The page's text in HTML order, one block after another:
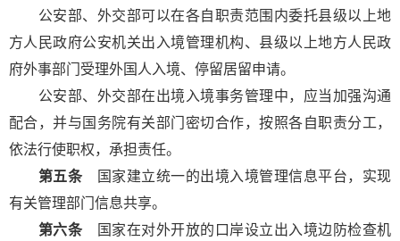
公安部、外交部可以在各自职责范围内委托县级以上地
方人民政府公安机关出入境管理机构、县级以上地方人民政
府外事部门受理外国人入境、停留居留申请。
公安部、外交部在出境入境事务管理中，应当加强沟通
配合，并与国务院有关部门密切合作，按照各自职责分工，
依法行使职权，承担责任。
第五条国家建立统一的出境入境管理信息平台，实现
有关管理部门信息共享。
第六条国家在对外开放的口岸设立出入境边防检查机